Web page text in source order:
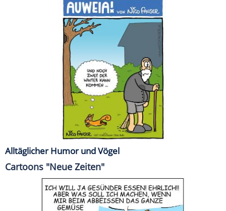
Alltäglicher Humor und Vögel
Cartoons "Neue Zeiten"